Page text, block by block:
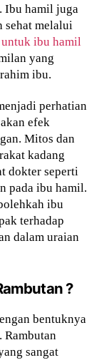
Ibu hamil juga
sehat melalui
untuk ibu hamil
yang
ibu.
perhatian
efek
Mitos dan
kadang
dokter seperti
pada ibu hamil.
ibu
terhadap
dalam uraian
?
bentuknya
Rambutan
sangat